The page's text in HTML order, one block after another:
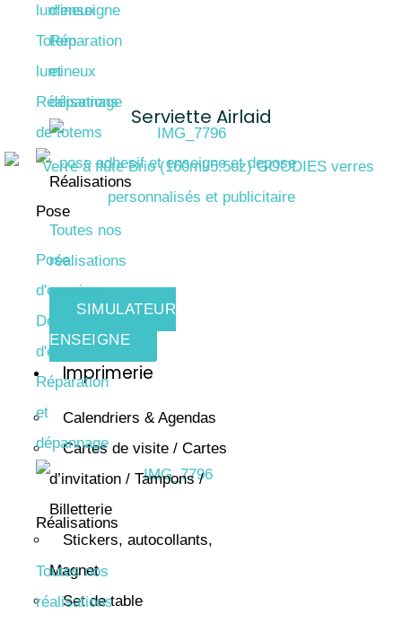
lumineux
Totem
lumineux
Réalisations
de totems
Pose
Pose
d'enseigne
Dépose
d'enseigne
Réparation
et
dépannage
Réalisations
Toutes nos
réalisations
d'enseigne
Réparation
et
dépannage
Réalisations
Toutes nos
réalisations
SIMULATEUR
ENSEIGNE
Imprimerie
Calendriers & Agendas
Cartes de visite / Cartes
d’invitation / Tampons /
Billetterie
Stickers, autocollants,
Magnet
Set de table
Serviette Airlaid